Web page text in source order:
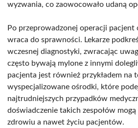
wyzwania, co zaowocowało udaną
Po przeprowadzonej operacji pacjent
wraca do sprawności. Lekarze
wczesnej diagnostyki, zwracając
często bywają mylone z innymi
pacjenta jest również przykładem na
wyspecjalizowane ośrodki, które
najtrudniejszych przypadków
doświadczenie takich zespołów
zdrowiu a nawet życiu pacjentów.